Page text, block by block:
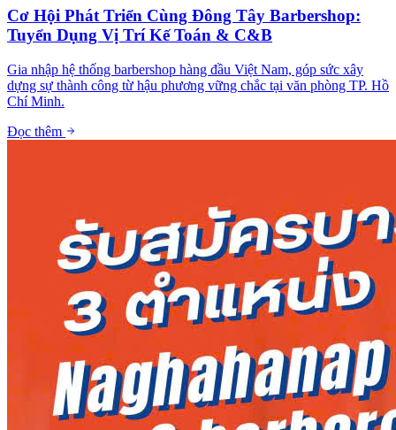
Cơ Hội Phát Triển Cùng Đông Tây Barbershop:
Tuyển Dụng Vị Trí Kế Toán & C&B
Gia nhập hệ thống barbershop hàng đầu Việt Nam, góp sức xây
dựng sự thành công từ hậu phương vững chắc tại văn phòng TP. Hồ
Chí Minh.
Đọc thêm